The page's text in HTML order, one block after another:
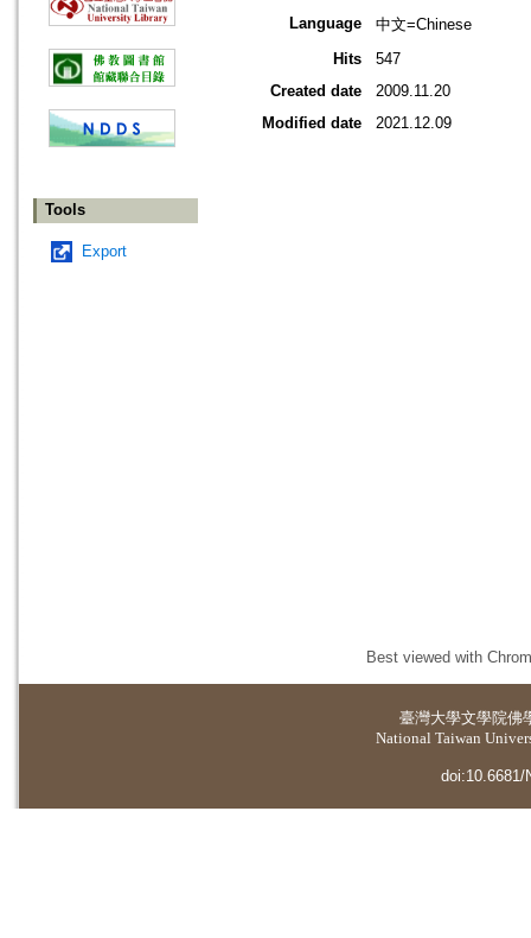
Tools
Export
Language
中文=Chinese
Hits
547
Created date
2009.11.20
Modified date
2021.12.09
Best viewed with
臺灣大學文學院佛
National Taiwan
doi:10.6681/